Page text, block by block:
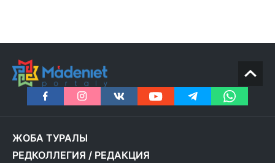
ЖОБА ТУРАЛЫ
РЕДКОЛЛЕГИЯ / РЕДАКЦИЯ